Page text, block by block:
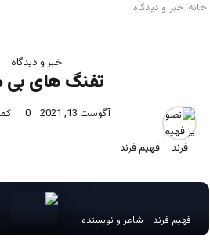
خانه/خبر و دیدگاه
خبر و دیدگاه
تفنگ های بی
فهیم فرند
آگوست 13, 2021 0
فهیم فرند - شاعر و نویسنده